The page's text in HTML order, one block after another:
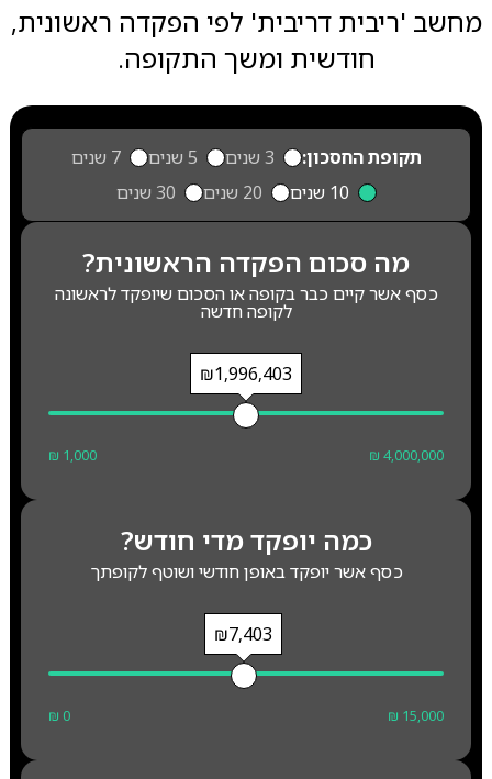
מחשב 'ריבית דריבית' לפי הפקדה ראשונית,
חודשית ומשך התקופה.
תקופת החסכון: 3 שנים 5 שנים
7 שנים
10 שנים
20 שנים 30 שנים
מה סכום הפקדה הראשונית?
כסף אשר קיים כבר בקופה או הסכום שיופקד לראשונה
לקופה חדשה
₪1,996,403
₪ 1,000 ₪ 4,000,000
כמה יופקד מדי חודש?
כסף אשר יופקד באופן חודשי ושוטף לקופתך
₪7,403
₪ 0 ₪ 15,000